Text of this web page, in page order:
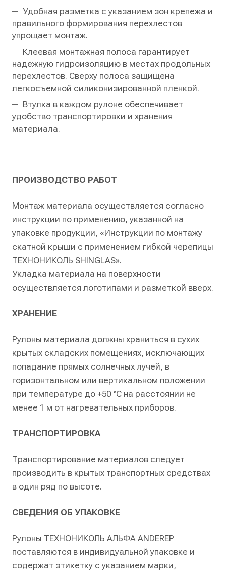
Удобная разметка с указанием зон крепежа и
правильного формирования перехлестов
упрощает монтаж.
Клеевая монтажная полоса гарантирует
надежную гидроизоляцию в местах продольных
перехлестов. Сверху полоса защищена
легкосъемной силиконизированной пленкой.
Втулка в каждом рулоне обеспечивает
удобство транспортировки и хранения
материала.
ПРОИЗВОДСТВО РАБОТ
Монтаж материала осуществляется согласно
инструкции по применению, указанной на
упаковке продукции, «Инструкции по монтажу
скатной крыши с применением гибкой черепицы
ТЕХНОНИКОЛЬ SHINGLAS».
Укладка материала на поверхности
осуществляется логотипами и разметкой вверх.
ХРАНЕНИЕ
Рулоны материала должны храниться в сухих
крытых складских помещениях, исключающих
попадание прямых солнечных лучей, в
горизонтальном или вертикальном положении
при температуре до +50 °С на расстоянии не
менее 1 м от нагревательных приборов.
ТРАНСПОРТИРОВКА
Транспортирование материалов следует
производить в крытых транспортных средствах
в один ряд по высоте.
СВЕДЕНИЯ ОБ УПАКОВКЕ
Рулоны ТЕХНОНИКОЛЬ АЛЬФА ANDEREP
поставляются в индивидуальной упаковке и
содержат этикетку с указанием марки,